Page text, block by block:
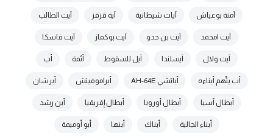
آمنة بوعياش آيات شيطانية آية قزقز آيت الطالب
آيت امحمد آيت بن حدو آيت بوكماز آيت فاسكا
آيت ولال آيسلندا آيل للسقوط أئمة أب
أب يتّهم أبناءه أباتشي AH-64E أبراموفيتش أبرشان
أبطال آسيا أبطال أوروبا أبطال إفريقيا أبن رشد
أبناء الجالية أبناك أبنها أبو أوميمة